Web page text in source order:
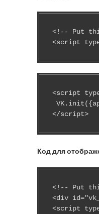
<!-- Put
<script
<script
</script>
Код для
<!-- Put
<div
<script